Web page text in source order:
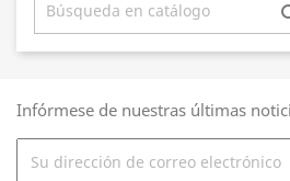
Infórmese de nuestras últimas